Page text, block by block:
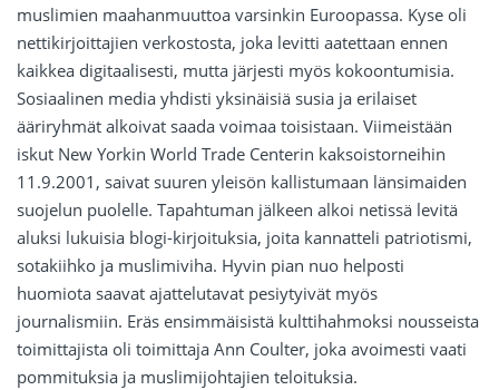
muslimien maahanmuuttoa varsinkin Euroopassa. Kyse oli
nettikirjoittajien verkostosta, joka levitti aatettaan ennen
kaikkea digitaalisesti, mutta järjesti myös kokoontumisia.
Sosiaalinen media yhdisti yksinäisiä susia ja erilaiset
ääriryhmät alkoivat saada voimaa toisistaan. Viimeistään
iskut New Yorkin World Trade Centerin kaksoistorneihin
11.9.2001, saivat suuren yleisön kallistumaan länsimaiden
suojelun puolelle. Tapahtuman jälkeen alkoi netissä levitä
aluksi lukuisia blogi-kirjoituksia, joita kannatteli patriotismi,
sotakiihko ja muslimiviha. Hyvin pian nuo helposti
huomiota saavat ajattelutavat pesiytyivät myös
journalismiin. Eräs ensimmäisistä kulttihahmoksi nousseista
toimittajista oli toimittaja Ann Coulter, joka avoimesti vaati
pommituksia ja muslimijohtajien teloituksia.